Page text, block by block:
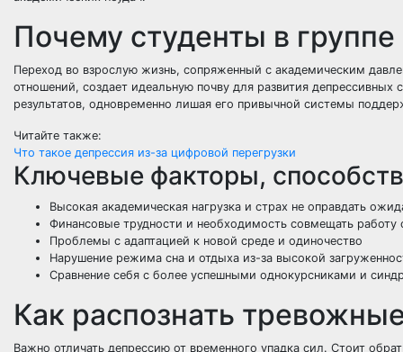
Почему студенты в группе
Переход во взрослую жизнь, сопряженный с академическим
отношений, создает идеальную почву для развития
результатов, одновременно лишая его привычной системы
Читайте также:
Что такое депрессия из-за цифровой перегрузки
Ключевые факторы,
Высокая академическая нагрузка и страх не оправдать
Финансовые трудности и необходимость совмещать работу
Проблемы с адаптацией к новой среде и одиночество
Нарушение режима сна и отдыха из-за высокой
Сравнение себя с более успешными однокурсниками и
Как распознать
Важно отличать депрессию от временного упадка сил. Стоит